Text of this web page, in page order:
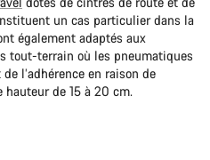
un cas particulier dans la
également adaptés aux
tout-terrain où les pneumatiques
l’adhérence en raison de
hauteur de 15 à 20 cm.